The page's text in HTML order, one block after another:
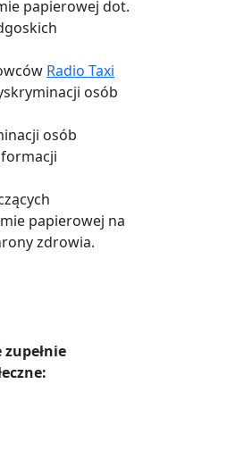
papierowej dot.
Radio Taxi
osób
osób
papierowej na
zdrowia.